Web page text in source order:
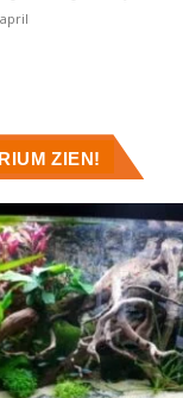
ZIEN!